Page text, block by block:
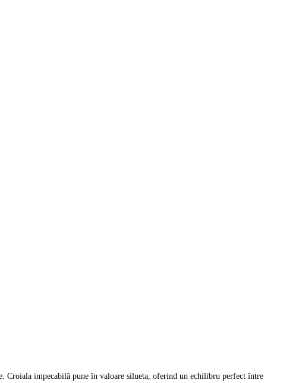
Croiala impecabilă pune în valoare silueta, oferind un echilibru perfect între